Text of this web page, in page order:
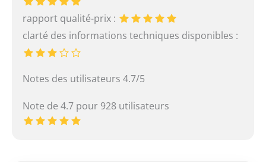
rapport qualité-prix :
clarté des informations techniques disponibles :
Notes des utilisateurs 4.7/5
Note de 4.7 pour 928 utilisateurs